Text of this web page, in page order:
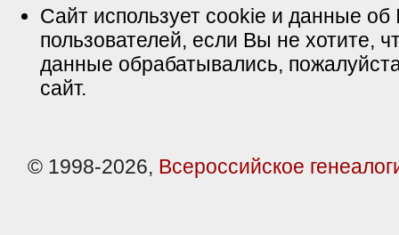
Сайт использует cookie и данные об
пользователей, если Вы не хотите,
данные обрабатывались,
сайт.
© 1998-2026, Всероссийское